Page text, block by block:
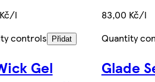
l
controls
Přidat
83,00 Kč/l
Quantity
Gel
Glade